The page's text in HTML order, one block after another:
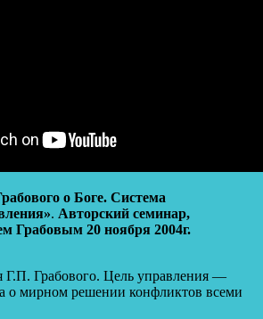
о Боге. Система
. Авторский семинар,
Грабовым 20 ноября 2004г.
Г.П. Грабового. Цель управления —
о мирном решении конфликтов всеми